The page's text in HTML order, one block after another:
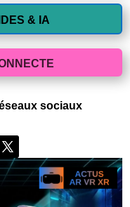
& IA
sociaux